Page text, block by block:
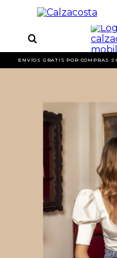
ENVÍOS GRATIS POR COMPRAS